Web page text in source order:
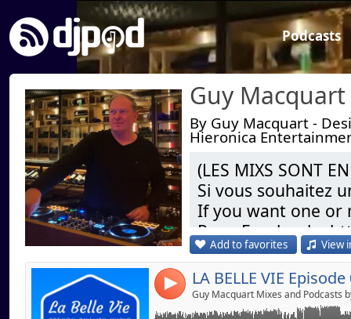
Podcasts
By Guy Macquart -
Hieronica
(LES MIXS SONT
Si vous souhaitez
If you want one or
Page Facebook :
Dj Remixer (
Restaurant) &
Add to favorites View
4
Link:
Widget:
Share:
Post:
Send by
LA BELLE VIE Episode 01 compiled and
Avec l'aimable autorisation de La Belle Vie